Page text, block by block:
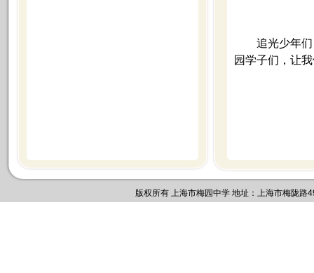
追光少年
园学子们，让
版权所有 上海市梅园中学 地址：上海市梅陇